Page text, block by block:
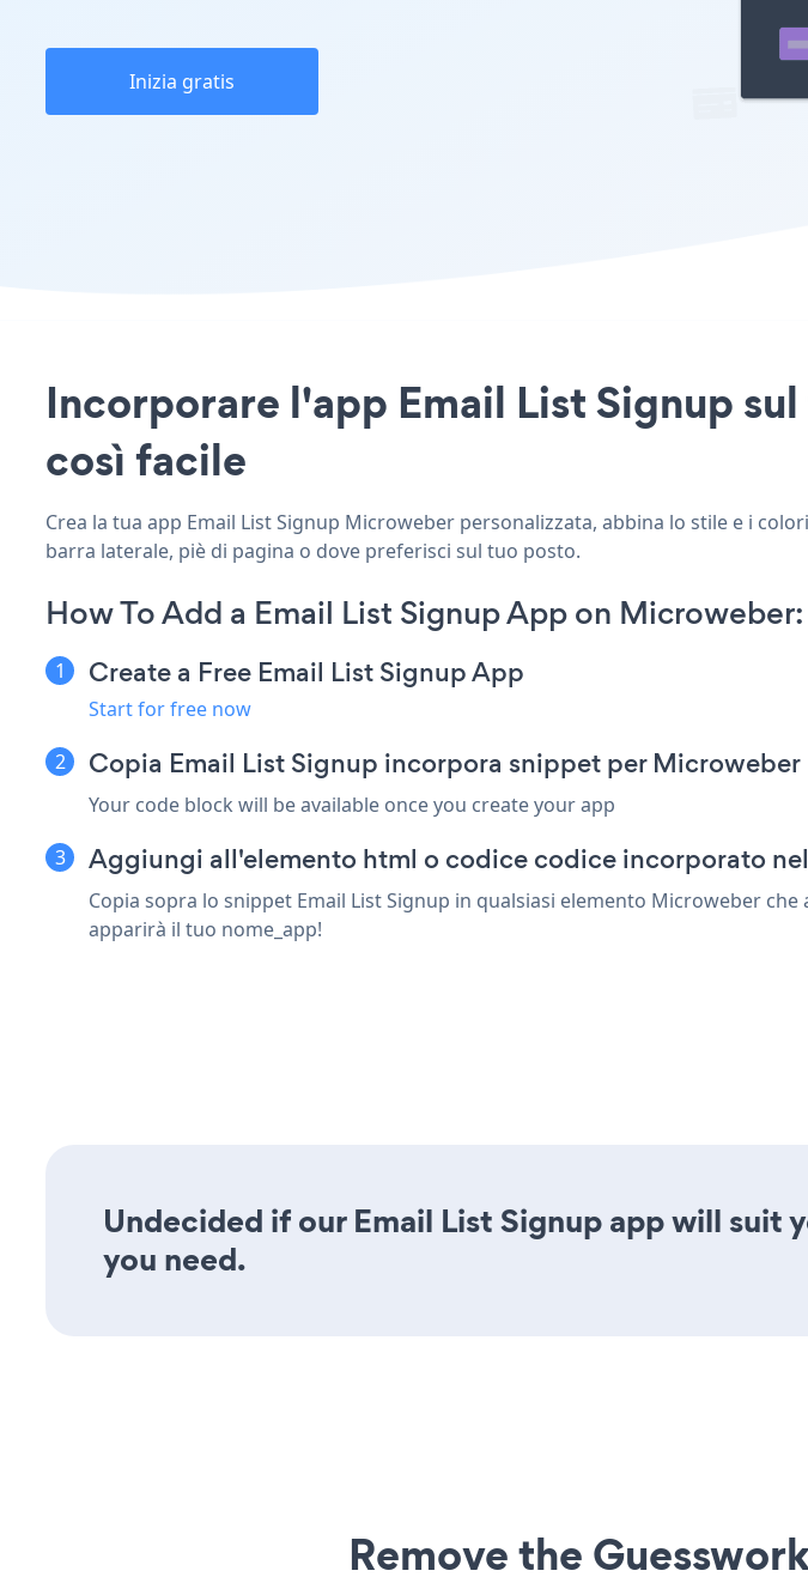
Inizia gratis
Incorporare l'app Email List Signup
così facile
Crea la tua app Email List Signup Microweber personalizzata, abbina lo stile e i
barra laterale, piè di pagina o dove preferisci sul tuo posto.
How To Add a Email List Signup App on Microweber:
Create a Free Email List Signup App
Start for free now
Copia Email List Signup incorpora snippet per Microweber
Your code block will be available once you create your app
Aggiungi all'elemento html o codice codice incorporato
Copia sopra lo snippet Email List Signup in qualsiasi elemento Microweber
apparirà il tuo nome_app!
Undecided if our Email List Signup app will suit
you need.
Remove the